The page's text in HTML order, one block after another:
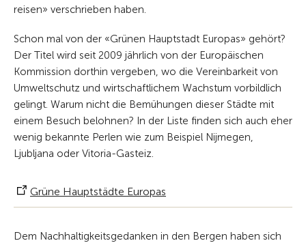
reisen» verschrieben haben.
Schon mal von der «Grünen Hauptstadt Europas» gehört?
Der Titel wird seit 2009 jährlich von der Europäischen
Kommission dorthin vergeben, wo die Vereinbarkeit von
Umweltschutz und wirtschaftlichem Wachstum vorbildlich
gelingt. Warum nicht die Bemühungen dieser Städte mit
einem Besuch belohnen? In der Liste finden sich auch eher
wenig bekannte Perlen wie zum Beispiel Nijmegen,
Ljubljana oder Vitoria-Gasteiz.
Grüne Hauptstädte Europas
Dem Nachhaltigkeitsgedanken in den Bergen haben sich